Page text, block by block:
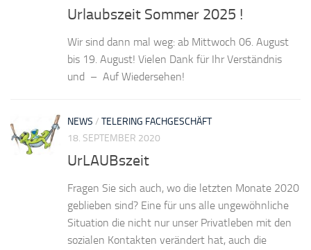
Urlaubszeit Sommer 2025 !
Wir sind dann mal weg: ab Mittwoch 06. August
bis 19. August! Vielen Dank für Ihr Verständnis
und – Auf Wiedersehen!
NEWS / TELERING FACHGESCHÄFT
18. SEPTEMBER 2020
UrLAUBszeit
Fragen Sie sich auch, wo die letzten Monate 2020
geblieben sind? Eine für uns alle ungewöhnliche
Situation die nicht nur unser Privatleben mit den
sozialen Kontakten verändert hat, auch die